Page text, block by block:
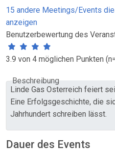
15 andere Meetings/Events
anzeigen
Benutzerbewertung des
3.9 von 4 möglichen Punkten
Beschreibung
Linde Gas Österreich feiert
Eine Erfolgsgeschichte, die
Jahrhundert schreiben lässt.
Dauer des Events